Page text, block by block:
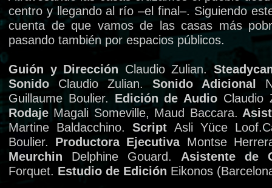
centro y llegando al río –el final–. Siguiendo
cuenta de que vamos de las casas más
pasando también por espacios públicos.
Guión y Dirección Claudio Zulian.
Sonido Claudio Zulian. Sonido Adicional
Guillaume Boulier. Edición de Audio Claudio
Rodaje Magali Someville, Maud Baccara.
Martine Baldacchino. Script Asli Yüce
Boulier. Productora Ejecutiva Montse
Meurchin Delphine Gouard.
Asistente de
Forquet. Estudio de Edición Eikonos